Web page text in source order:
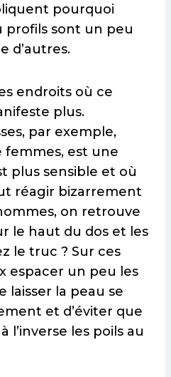
pourquoi
profils sont un peu
d’autres.
endroits où ce
plus.
par exemple,
est une
plus sensible et où
réagir bizarrement
on retrouve
le haut du dos et les
le truc ? Sur ces
espacer un peu les
laisser la peau se
et d’éviter que
l’inverse les poils au